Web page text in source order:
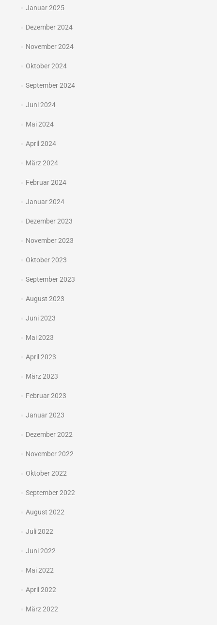
Januar 2025
Dezember 2024
November 2024
Oktober 2024
September 2024
Juni 2024
Mai 2024
April 2024
März 2024
Februar 2024
Januar 2024
Dezember 2023
November 2023
Oktober 2023
September 2023
August 2023
Juni 2023
Mai 2023
April 2023
März 2023
Februar 2023
Januar 2023
Dezember 2022
November 2022
Oktober 2022
September 2022
August 2022
Juli 2022
Juni 2022
Mai 2022
April 2022
März 2022